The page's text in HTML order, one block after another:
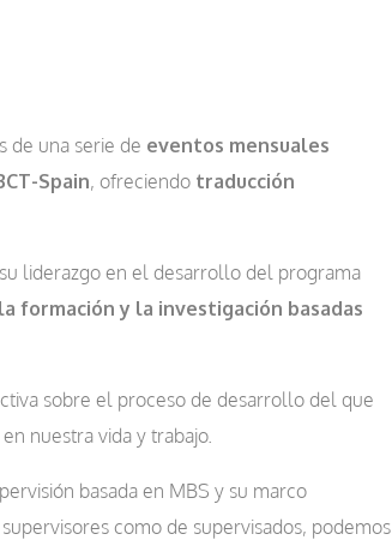
de una serie de eventos mensuales
Spain, ofreciendo traducción
liderazgo en el desarrollo del programa
formación y la investigación basadas
sobre el proceso de desarrollo del que
nuestra vida y trabajo.
basada en MBS y su marco
como de supervisados, podemos